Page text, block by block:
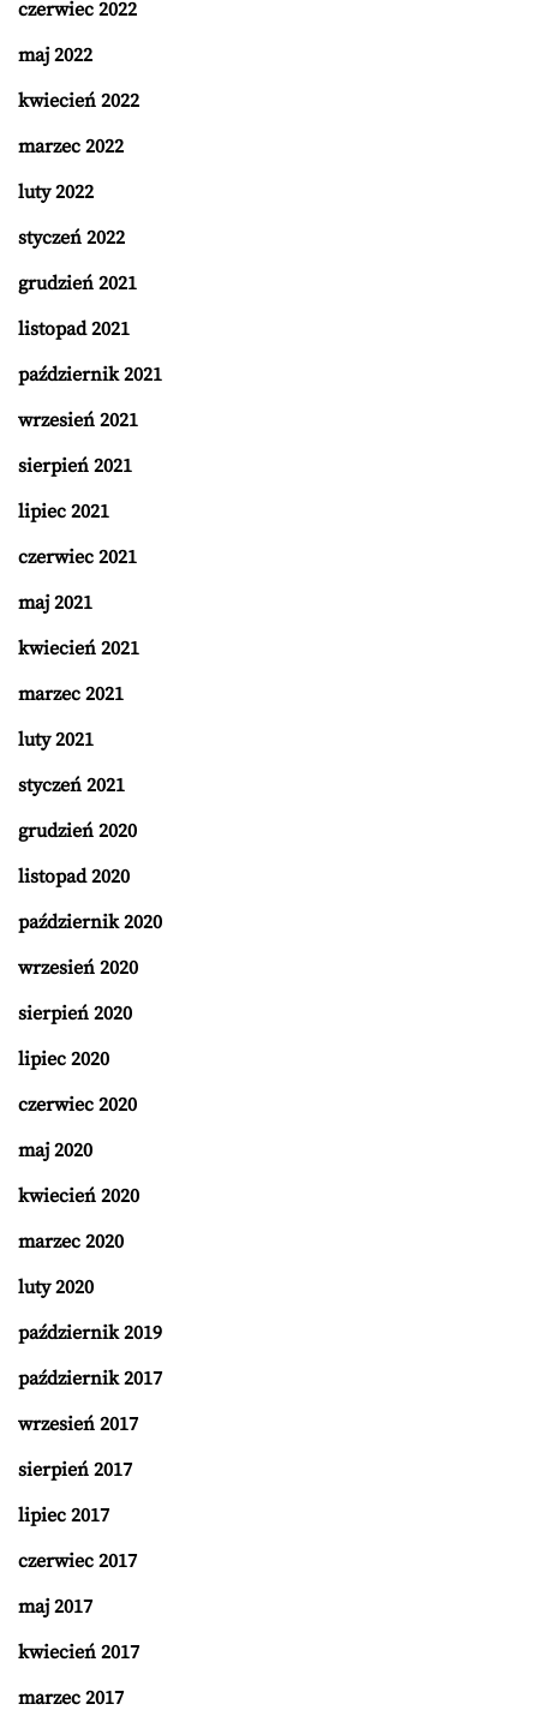
czerwiec 2022
maj 2022
kwiecień 2022
marzec 2022
luty 2022
styczeń 2022
grudzień 2021
listopad 2021
październik 2021
wrzesień 2021
sierpień 2021
lipiec 2021
czerwiec 2021
maj 2021
kwiecień 2021
marzec 2021
luty 2021
styczeń 2021
grudzień 2020
listopad 2020
październik 2020
wrzesień 2020
sierpień 2020
lipiec 2020
czerwiec 2020
maj 2020
kwiecień 2020
marzec 2020
luty 2020
październik 2019
październik 2017
wrzesień 2017
sierpień 2017
lipiec 2017
czerwiec 2017
maj 2017
kwiecień 2017
marzec 2017